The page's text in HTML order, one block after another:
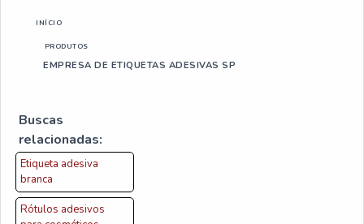
INÍCIO
PRODUTOS
EMPRESA DE ETIQUETAS ADESIVAS SP
Buscas
relacionadas:
Etiqueta adesiva
branca
Rótulos adesivos